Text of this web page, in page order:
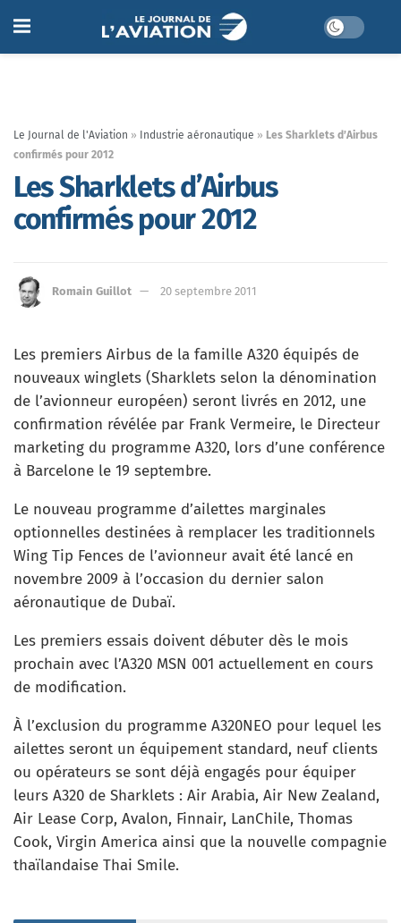
Le Journal de l'Aviation » Industrie aéronautique » Les Sharklets d’Airbus
confirmés pour 2012
Les Sharklets d’Airbus
confirmés pour 2012
Romain Guillot 20 septembre 2011
Les premiers Airbus de la famille A320 équipés de
nouveaux winglets (Sharklets selon la dénomination
de l’avionneur européen) seront livrés en 2012, une
confirmation révélée par Frank Vermeire, le Directeur
marketing du programme A320, lors d’une conférence
à Barcelone le 19 septembre.
Le nouveau programme d’ailettes marginales
optionnelles destinées à remplacer les traditionnels
Wing Tip Fences de l’avionneur avait été lancé en
novembre 2009 à l’occasion du dernier salon
aéronautique de Dubaï.
Les premiers essais doivent débuter dès le mois
prochain avec l’A320 MSN 001 actuellement en cours
de modification.
À l’exclusion du programme A320NEO pour lequel les
ailettes seront un équipement standard, neuf clients
ou opérateurs se sont déjà engagés pour équiper
leurs A320 de Sharklets : Air Arabia, Air New Zealand,
Air Lease Corp, Avalon, Finnair, LanChile, Thomas
Cook, Virgin America ainsi que la nouvelle compagnie
thaïlandaise Thai Smile.